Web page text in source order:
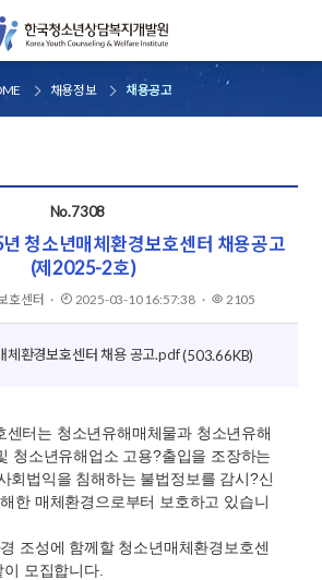
채용정보 채용공고
No.7308
청소년매체환경보호센터 채용공고
(제2025-2호)
호센터 · 게시일
2025-03-10 16:57:38 · 조회
2105
환경보호센터 채용 공고.pdf(503.66KB)
센터는 청소년유해매체물과 청소년유해
청소년유해업소 고용?출입을 조장하는
회법익을 침해하는 불법정보를 감시?신
한 매체환경으로부터 보호하고 있습니
조성에 함께할 청소년매체환경보호센
모집합니다.